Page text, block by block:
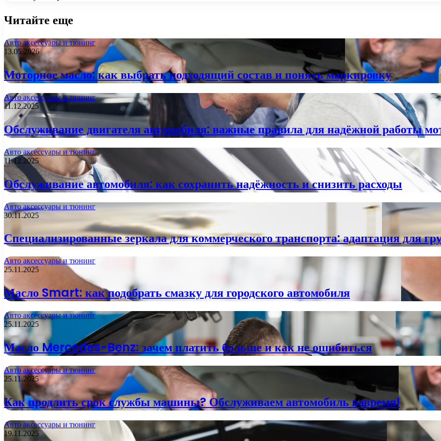
Читайте еще
Авто аксессуары и тюнинг
13.05.2026
Моторное масло: как выбрать подходящий состав и понять маркировку
Авто аксессуары и тюнинг
11.12.2025
Обслуживание двигателя автомобиля: важные правила для надёжной работы
Авто аксессуары и тюнинг
11.12.2025
Обслуживание автомобиля: как сохранить надёжность и снизить расходы
Авто аксессуары и тюнинг
30.11.2025
Специализированные зеркала для коммерческого транспорта: адаптация для
Авто аксессуары и тюнинг
25.11.2025
Масло Smart: как подобрать смазку для городского автомобиля
Авто аксессуары и тюнинг
25.11.2025
Масло Mercedes-Benz: зачем платить больше и как не ошибиться
Авто аксессуары и тюнинг
25.11.2025
Как продлить срок службы машины? Обслуживаем автомобиль вовремя!
Авто аксессуары и тюнинг
19.11.2025